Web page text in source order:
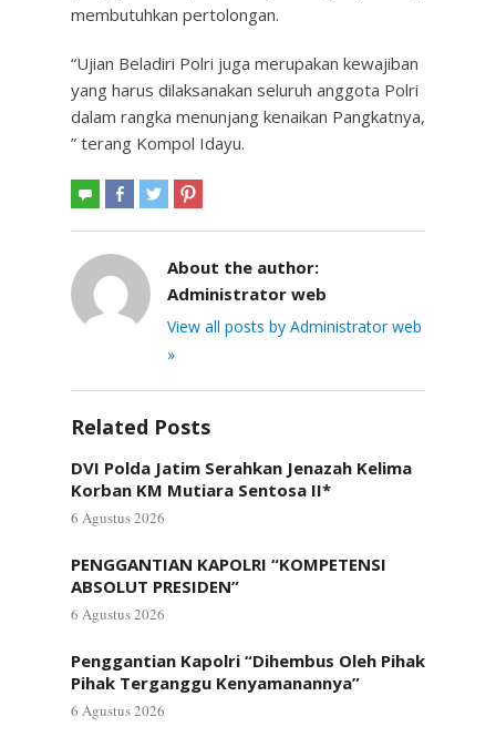
membutuhkan pertolongan.
“Ujian Beladiri Polri juga merupakan kewajiban
yang harus dilaksanakan seluruh anggota Polri
dalam rangka menunjang kenaikan Pangkatnya,
” terang Kompol Idayu.
About the author:
Administrator web
View all posts by Administrator web
»
Related Posts
DVI Polda Jatim Serahkan Jenazah Kelima
Korban KM Mutiara Sentosa II*
6 Agustus 2026
PENGGANTIAN KAPOLRI “KOMPETENSI
ABSOLUT PRESIDEN”
6 Agustus 2026
Penggantian Kapolri “Dihembus Oleh Pihak
Pihak Terganggu Kenyamanannya”
6 Agustus 2026